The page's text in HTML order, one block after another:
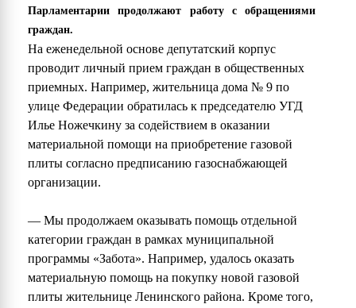
Парламентарии продолжают работу с обращениями
граждан.
На еженедельной основе депутатский корпус
проводит личный прием граждан в общественных
приемных. Например, жительница дома № 9 по
улице Федерации обратилась к председателю УГД
Илье Ножечкину за содействием в оказании
материальной помощи на приобретение газовой
плиты согласно предписанию газоснабжающей
организации.
— Мы продолжаем оказывать помощь отдельной
категории граждан в рамках муниципальной
программы «Забота». Например, удалось оказать
материальную помощь на покупку новой газовой
плиты жительнице Ленинского района. Кроме того,